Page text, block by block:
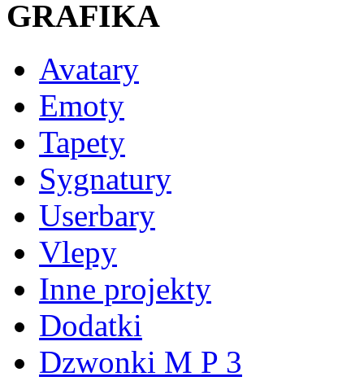
GRAFIKA
Avatary
Emoty
Tapety
Sygnatury
Userbary
Vlepy
Inne projekty
Dodatki
Dzwonki M P 3